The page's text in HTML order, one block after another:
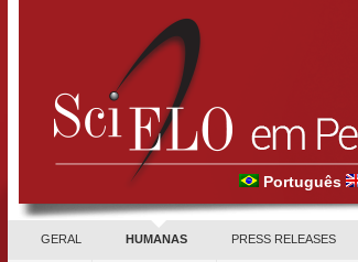
Português
GERAL HUMANAS PRESS RELEASES